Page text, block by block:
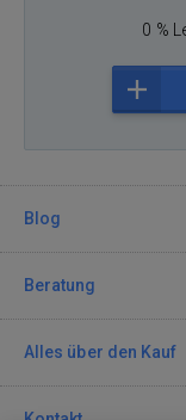
0 %
Blog
Beratung
Alles über den Kauf